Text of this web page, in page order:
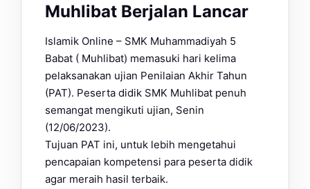
Muhlibat Berjalan Lancar
Islamik Online – SMK Muhammadiyah 5
Babat ( Muhlibat) memasuki hari kelima
pelaksanakan ujian Penilaian Akhir Tahun
(PAT). Peserta didik SMK Muhlibat penuh
semangat mengikuti ujian, Senin
(12/06/2023).
Tujuan PAT ini, untuk lebih mengetahui
pencapaian kompetensi para peserta didik
agar meraih hasil terbaik.